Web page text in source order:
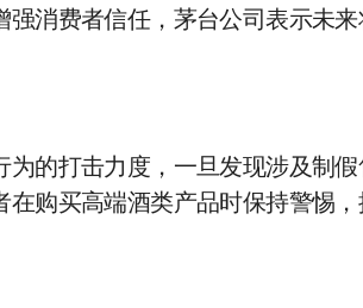
消费者信任，茅台公司表示未
的打击力度，一旦发现涉及制
购买高端酒类产品时保持警惕，